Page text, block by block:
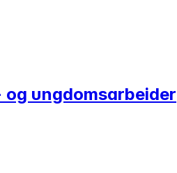
ungdomsarbeider